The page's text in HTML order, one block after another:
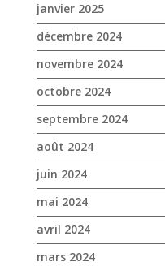
janvier 2025
décembre 2024
novembre 2024
octobre 2024
septembre 2024
août 2024
juin 2024
mai 2024
avril 2024
mars 2024